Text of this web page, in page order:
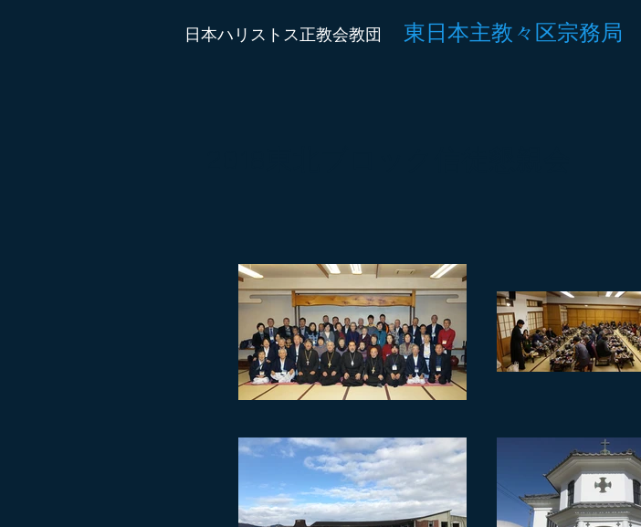
日本ハリストス正教会教団 東日本主教々区宗務局